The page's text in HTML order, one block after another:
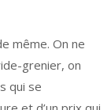
même. On ne
grenier, on
qui se